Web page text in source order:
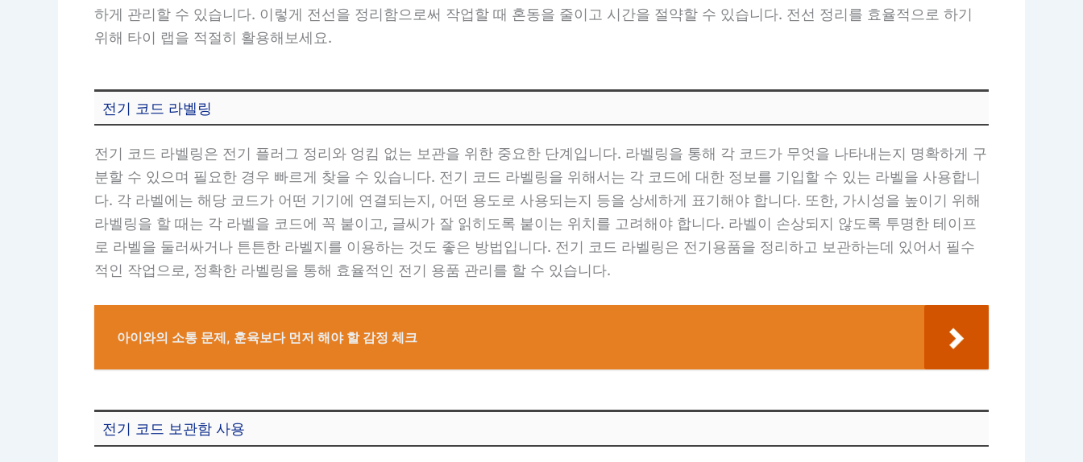
하게 관리할 수 있습니다. 이렇게 전선을 정리함으로써 작업할 때 혼동을 줄이고 시간을 절약할 수 있습니다. 전선 정리를 효율적으로 하기
위해 타이 랩을 적절히 활용해보세요.
전기 코드 라벨링
전기 코드 라벨링은 전기 플러그 정리와 엉킴 없는 보관을 위한 중요한 단계입니다. 라벨링을 통해 각 코드가 무엇을 나타내는지 명확하게 구
분할 수 있으며 필요한 경우 빠르게 찾을 수 있습니다. 전기 코드 라벨링을 위해서는 각 코드에 대한 정보를 기입할 수 있는 라벨을 사용합니
다. 각 라벨에는 해당 코드가 어떤 기기에 연결되는지, 어떤 용도로 사용되는지 등을 상세하게 표기해야 합니다. 또한, 가시성을 높이기 위해
라벨링을 할 때는 각 라벨을 코드에 꼭 붙이고, 글씨가 잘 읽히도록 붙이는 위치를 고려해야 합니다. 라벨이 손상되지 않도록 투명한 테이프
로 라벨을 둘러싸거나 튼튼한 라벨지를 이용하는 것도 좋은 방법입니다. 전기 코드 라벨링은 전기용품을 정리하고 보관하는데 있어서 필수
적인 작업으로, 정확한 라벨링을 통해 효율적인 전기 용품 관리를 할 수 있습니다.
아이와의 소통 문제, 훈육보다 먼저 해야 할 감정 체크
전기 코드 보관함 사용